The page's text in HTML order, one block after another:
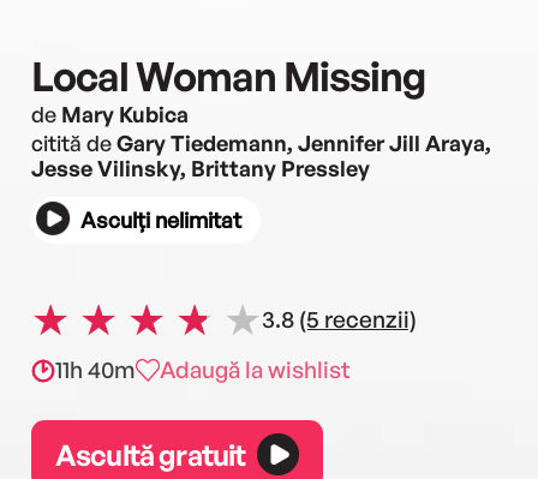
Local Woman Missing
de Mary Kubica
citită deGary Tiedemann, Jennifer Jill Araya,
Jesse Vilinsky, Brittany Pressley
Asculți nelimitat
3.8 (5 recenzii)
11h 40m
Adaugă la wishlist
Ascultă gratuit